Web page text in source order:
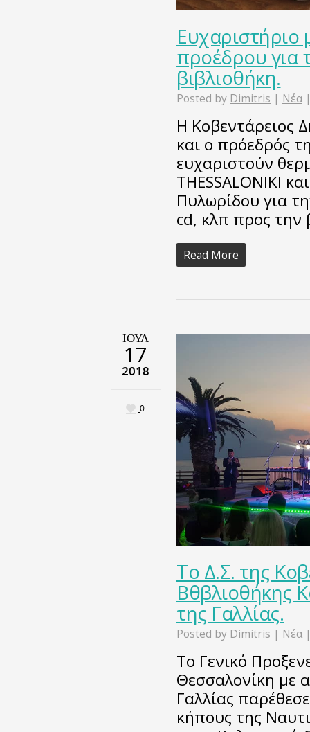
Ευχαριστήριο
προέδρου για
βιβλιοθήκη.
Posted by Dimitris | Νέα
Η Κοβεντάρειος
και ο πρόεδρός
ευχαριστούν
THESSALONIKI
Πυλωρίδου για
cd, κλπ προς την
Read More
ΙΟΎΛ
17
2018
0
Το Δ.Σ. της
Βθβλιοθήκης
της Γαλλίας.
Posted by Dimitris | Νέα
Το Γενικό
Θεσσαλονίκη με
Γαλλίας
κήπους της